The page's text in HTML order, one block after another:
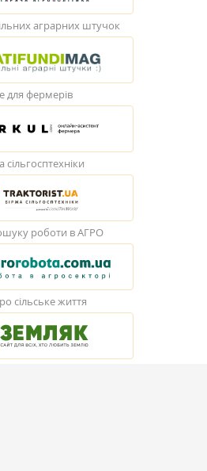
аграрних штучок
для фермерів
сільгосптехніки
роботи в АГРО
сільське життя